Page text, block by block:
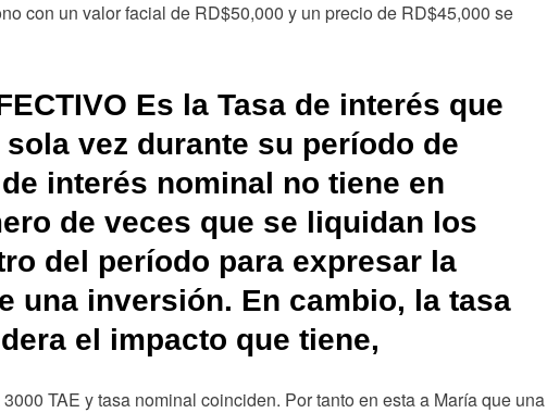
con un valor facial de RD$50,000 y un precio de RD$45,000 se
Es la Tasa de interés que
vez durante su período de
interés nominal no tiene en
de veces que se liquidan los
del período para expresar la
una inversión. En cambio, la tasa
el impacto que tiene,
TAE y tasa nominal coinciden. Por tanto en esta a María que una